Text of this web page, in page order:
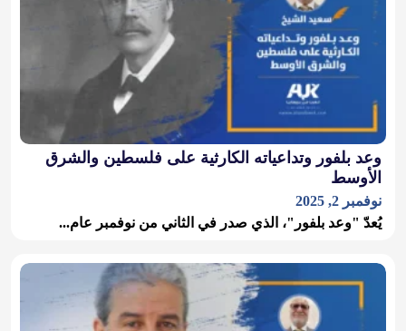
وعد بلفور وتداعياته الكارثية على فلسطين والشرق
الأوسط
نوفمبر 2, 2025
يُعدّ "وعد بلفور"، الذي صدر في الثاني من نوفمبر عام...